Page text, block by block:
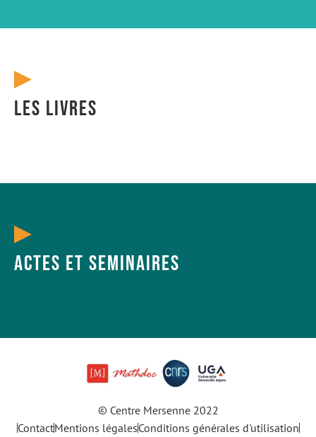
Les livres
Actes et seminaires
© Centre Mersenne 2022
ContactMentions légalesConditions générales d'utilisation